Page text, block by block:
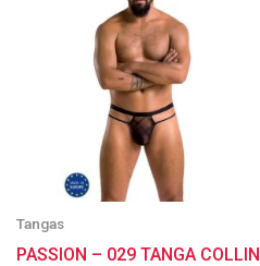
Tangas
PASSION – 029 TANGA COLLIN